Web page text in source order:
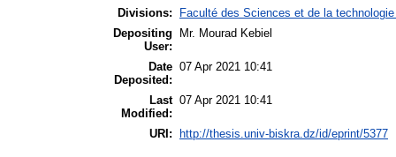
Divisions:
Faculté des Sciences et de la
Depositing
User:
Mr. Mourad Kebiel
Date
Deposited:
07 Apr 2021 10:41
Last
Modified:
07 Apr 2021 10:41
URI: http://thesis.univ-biskra.dz/id/eprint/5377